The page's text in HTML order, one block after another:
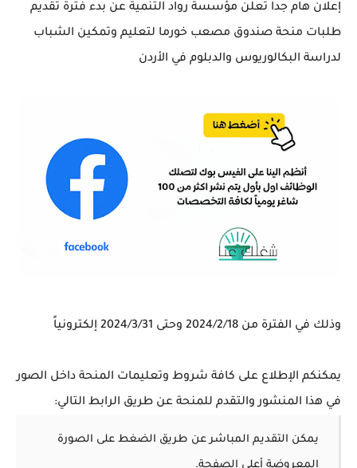
إعلان هام جداً تعلن مؤسسة رواد التنمية عن بدء فترة تقديم
طلبات منحة صندوق مصعب خورما لتعليم وتمكين الشباب
لدراسة البكالوريوس والدبلوم في الأردن
وذلك في الفترة من 2024/2/18 وحتى 2024/3/31 إلكترونياً
يمكنكم الإطلاع على كافة شروط وتعليمات المنحة داخل الصور
في هذا المنشور والتقدم للمنحة عن طريق الرابط التالي:
يمكن التقديم المباشر عن طريق الضغط على الصورة
المعروضة أعلى الصفحة.